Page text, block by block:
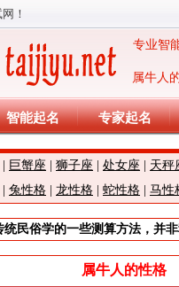
！
专业智
智能起名 专家起名
巨蟹座 狮子座 处女座
天秤
兔性格 龙性格 蛇性格 马性
民俗学的一些测算方法，并
属牛人的性格